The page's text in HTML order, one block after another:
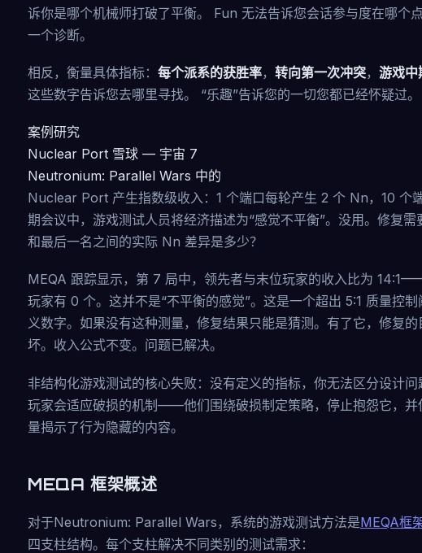
诉你是哪个机械师打破了平衡。 Fun 无法告诉您会话参与度在哪个
一个诊断。
相反，衡量具体指标： 每个派系的获胜率， 转向第一次冲突， 游戏中
这些数字告诉您去哪里寻找。 “乐趣”告诉您的一切您都已经怀疑过。
案例研究
Nuclear Port 雪球 — 宇宙 7
Neutronium: Parallel Wars 中的
Nuclear Port 产生指数级收入：1 个端口每轮产生 2 个 Nn，10 个
期会议中，游戏测试人员将经济描述为“感觉不平衡”。没用。修复
和最后一名之间的实际 Nn 差异是多少？
MEQA 跟踪显示，第 7 局中，领先者与末位玩家的收入比为
玩家有 0 个。这并不是“不平衡的感觉”。这是一个超出 5:1 质量控
义数字。如果没有这种测量，修复结果只能是猜测。有了它，修复
坏。收入公式不变。问题已解决。
非结构化游戏测试的核心失败：没有定义的指标，你无法区分设计
玩家会适应破损的机制——他们围绕破损制定策略，停止抱怨它，并
量揭示了行为隐藏的内容。
MEQA 框架概述
对于Neutronium: Parallel Wars，系统的游戏测试方法是MEQA框
四支柱结构。每个支柱解决不同类别的测试需求：